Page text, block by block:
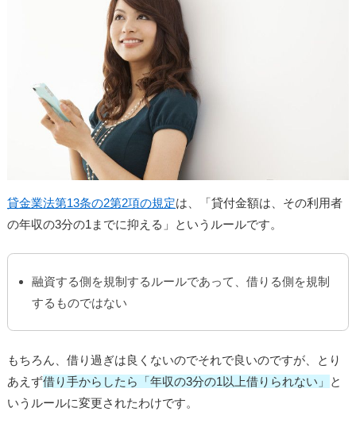
貸金業法第13条の2第2項の規定は、「貸付金額は、その利用者
の年収の3分の1までに抑える」というルールです。
融資する側を規制するルールであって、借りる側を規制
するものではない
もちろん、借り過ぎは良くないのでそれで良いのですが、とり
あえず借り手からしたら「年収の3分の1以上借りられない」
と
いうルールに変更されたわけです。